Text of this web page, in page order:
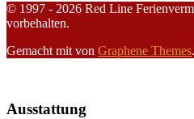
© 1997 - 2026 Red Line
vorbehalten.
Gemacht mit von Graphene Themes.
Ausstattung